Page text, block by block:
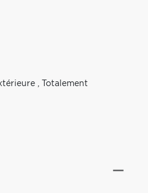
,
Totalement